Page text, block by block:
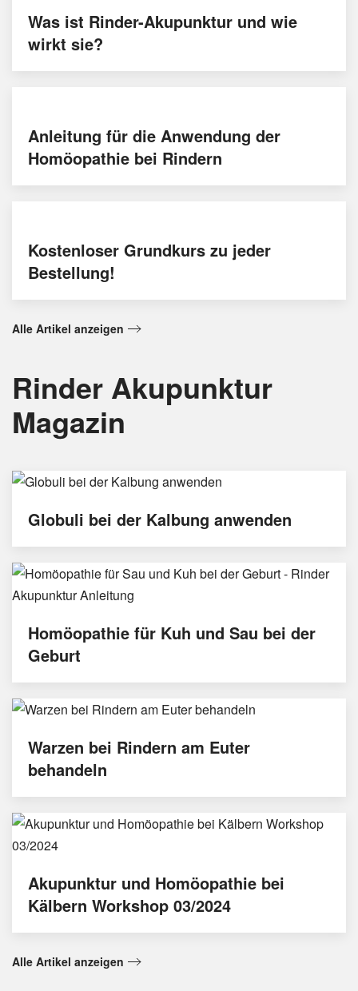
Was ist Rinder-Akupunktur und wie
wirkt sie?
Anleitung für die Anwendung der
Homöopathie bei Rindern
Kostenloser Grundkurs zu jeder
Bestellung!
Alle Artikel anzeigen
Rinder Akupunktur
Magazin
Globuli bei der Kalbung anwenden
Homöopathie für Kuh und Sau bei der
Geburt
Warzen bei Rindern am Euter
behandeln
Akupunktur und Homöopathie bei
Kälbern Workshop 03/2024
Alle Artikel anzeigen